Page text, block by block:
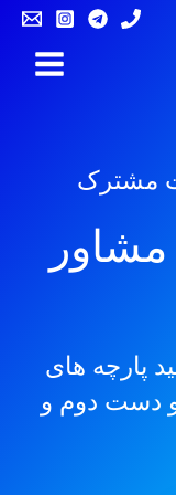
مشترک
پارچه های
و دست دوم و